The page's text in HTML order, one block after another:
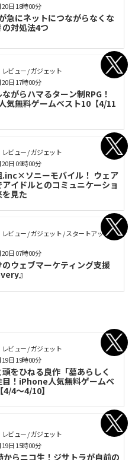
急にネットにつながらなくな
の対処法4つ
日 18時00分
ビュー / ガジェット
がらハマるターン制RPG！
気無料ゲームベスト10【4/11
日 17時00分
ビュー / ガジェット
.inc×ソニーモバイル！ ウェア
イドルとのコミュニケーショ
を見た
日 09時00分
ビュー / ガジェット / スタートアップ /
ウェブマーケティング支援
』
日 07時00分
ビュー / ガジェット
をひねる良作「墓あらしく
目！iPhone人気無料ゲームベ
4/4～4/10】
日 19時00分
ビュー / ガジェット
からニコ生！ジサトラが自前の
日 15時00分